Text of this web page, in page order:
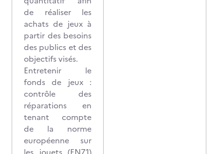
de réaliser les
achats de jeux à
partir des besoins
des publics et des
objectifs visés.
Entretenir le
fonds de jeux :
contrôle des
réparations en
tenant compte
de la norme
européenne sur